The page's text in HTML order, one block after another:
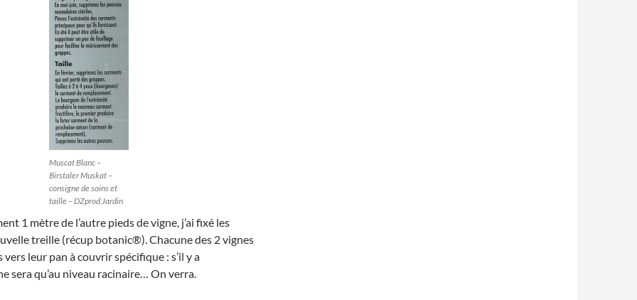
Muscat Blanc –
Birstaler Muskat –
consigne de soins et
taille – DZprod Jardin
1 mètre de l’autre pieds de vigne, j’ai fixé les
treille (récup botanic®). Chacune des 2 vignes
leur pan à couvrir spécifique : s’il y a
sera qu’au niveau racinaire… On verra.